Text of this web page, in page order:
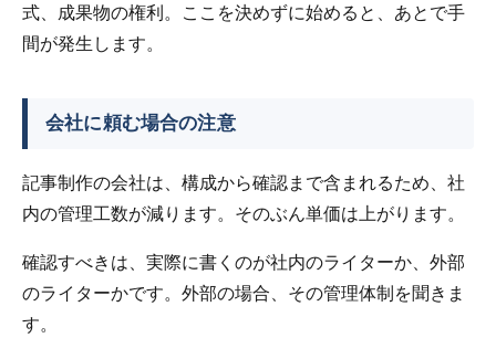
式、成果物の権利。ここを決めずに始めると、あとで手
間が発生します。
会社に頼む場合の注意
記事制作の会社は、構成から確認まで含まれるため、社
内の管理工数が減ります。そのぶん単価は上がります。
確認すべきは、実際に書くのが社内のライターか、外部
のライターかです。外部の場合、その管理体制を聞きま
す。